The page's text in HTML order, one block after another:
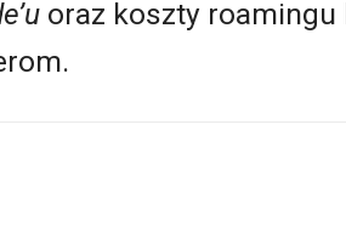
oraz koszty roamingu